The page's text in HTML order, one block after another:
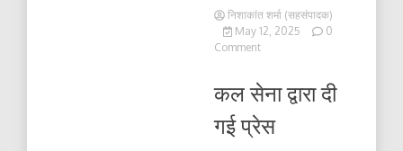
निशाकांत शर्मा (सहसंपादक)
May 12, 2025
0
Commenton
के
पाकिस्तान
कल सेना द्वारा दी
गई प्रेस